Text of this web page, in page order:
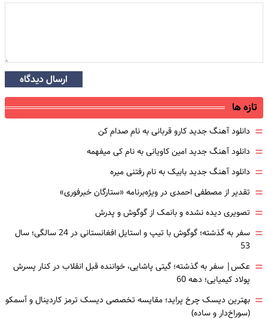
ارسال دیدگاه
تازه ها
= دانلود آهنگ جدید کارو قربانی به نام صدام کن
= دانلود آهنگ جدید امین کاویانی به نام کی میفهمه
= دانلود آهنگ جدید بابیک به نام رفتنی میره
= تقدیر از مصطفی احمدی در ویژه‌برنامه «ستارگان خبرفوری»
= تصویری دیده نشده و بانمک از گوگوش و پدرش
=
سفر به گذشته؛ گوگوش با تیپ و استایل افغانستانی در 24 سالگی؛ سال
53
= عکس| سفر به گذشته؛ گیتی پاشایی، خواننده قبل انقلاب در کنار پسرش
پولاد کیمیایی؛ دهه 60
= بهترین دیسک چرخ پراید؛ مقایسه تخصصی دیسک ترمز کاردینال و آسمکو
(سوراخ‌دار و ساده)